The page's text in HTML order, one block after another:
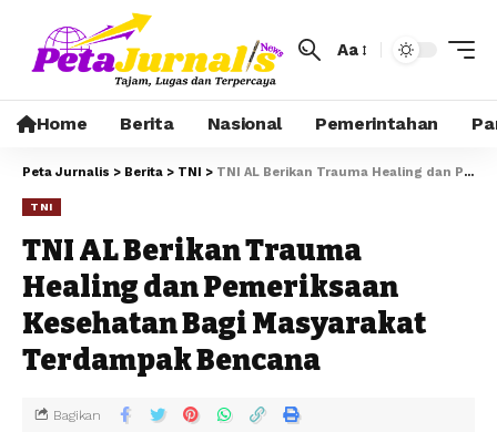
Aa
Home Berita Nasional Pemerintahan
Peta Jurnalis > Berita > TNI > TNI AL Berikan Trauma Healing dan Pemeriksaan Kesehatan Bagi Masyarakat Terdampak Bencana
TNI
TNI AL Berikan Trauma
Healing dan Pemeriksaan
Kesehatan Bagi Masyarakat
Terdampak Bencana
Bagikan